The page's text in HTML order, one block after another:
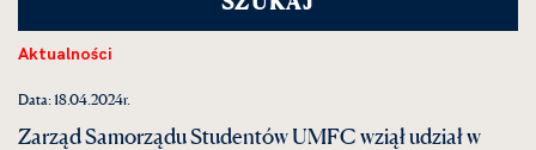
Aktualności
Data: 18.04.2024r.
Zarząd Samorządu Studentów UMFC wziął udział w